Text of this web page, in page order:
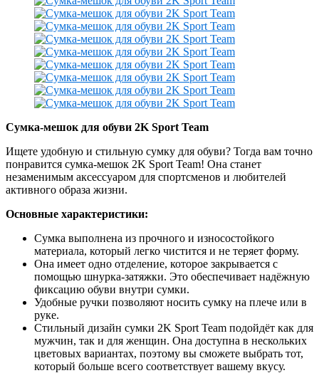
Сумка-мешок для обуви 2K Sport Team
Ищете удобную и стильную сумку для обуви? Тогда вам точно
понравится сумка-мешок 2K Sport Team! Она станет
незаменимым аксессуаром для спортсменов и любителей
активного образа жизни.
Основные характеристики:
Сумка выполнена из прочного и износостойкого
материала, который легко чистится и не теряет форму.
Она имеет одно отделение, которое закрывается с
помощью шнурка-затяжки. Это обеспечивает надёжную
фиксацию обуви внутри сумки.
Удобные ручки позволяют носить сумку на плече или в
руке.
Стильный дизайн сумки 2K Sport Team подойдёт как для
мужчин, так и для женщин. Она доступна в нескольких
цветовых вариантах, поэтому вы сможете выбрать тот,
который больше всего соответствует вашему вкусу.